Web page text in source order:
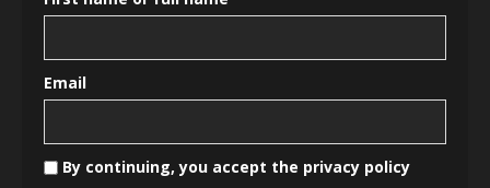
Email
By continuing, you accept the privacy policy